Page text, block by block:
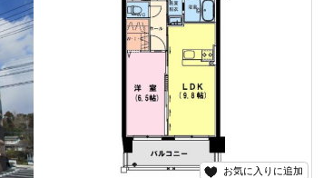
お気に入りに追加